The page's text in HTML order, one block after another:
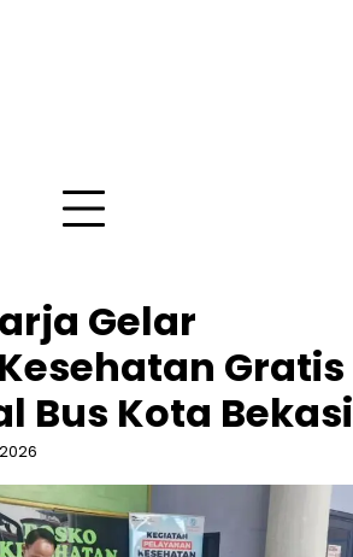
Gelar
Gratis
Bus Kota Bekasi